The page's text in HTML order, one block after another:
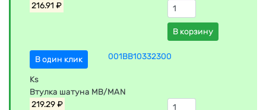
216.91 ₽
В корзину
В один клик 001BB10332300
Ks
Втулка шатуна MB/MAN
219.29 ₽